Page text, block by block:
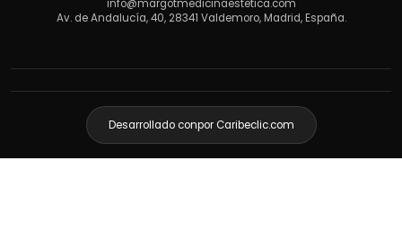
info@margotmedicinaestetica.com
Av. de Andalucía, 40, 28341 Valdemoro, Madrid, España.
Desarrollado conpor Caribeclic.com